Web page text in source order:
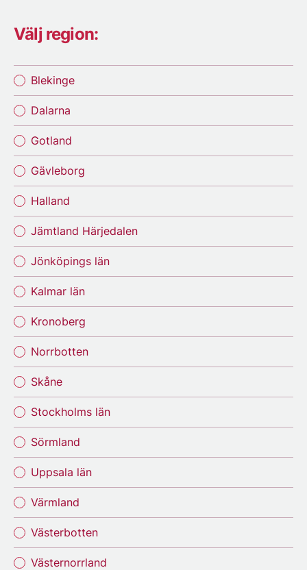
Välj region:
Blekinge
Dalarna
Gotland
Gävleborg
Halland
Jämtland Härjedalen
Jönköpings län
Kalmar län
Kronoberg
Norrbotten
Skåne
Stockholms län
Sörmland
Uppsala län
Värmland
Västerbotten
Västernorrland